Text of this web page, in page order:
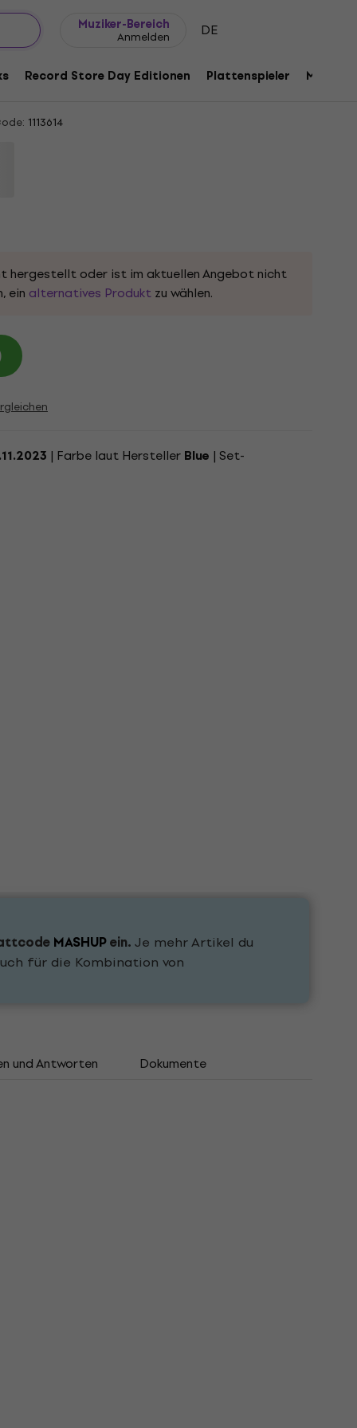
Muziker-Bereich
Anmelden DE
Record Store Day Editionen Plattenspieler Musik
(Blue Coloured) (2 LP)
1113614
hergestellt oder ist im aktuellen Angebot nicht
ein alternatives Produkt zu wählen.
| Farbe laut Hersteller Blue | Set-
MASHUPein.Je mehr Artikel du
für die Kombination von
und Antworten Dokumente